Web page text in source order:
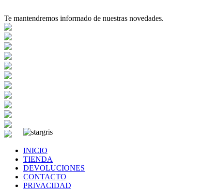
Te mantendremos informado de nuestras novedades.
INICIO
TIENDA
DEVOLUCIONES
CONTACTO
PRIVACIDAD